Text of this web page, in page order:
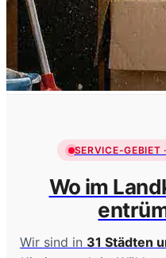
SERVICE-GEBIET
Wo im
Wir sind in 31 Städten